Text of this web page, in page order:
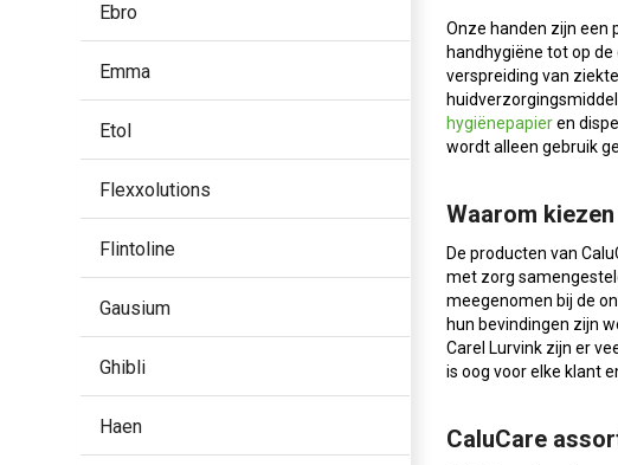
Ebro
Emma
Etol
Flexxolutions
Flintoline
Gausium
Ghibli
Haen
Onze handen zijn een
handhygiëne tot op
verspreiding van
hygiënepapieren
wordt alleen gebruik
Waarom
De producten van
met zorg
meegenomen bij de
hun bevindingen zijn
Carel Lurvink zijn er
is oog voor elke klant
CaluCare